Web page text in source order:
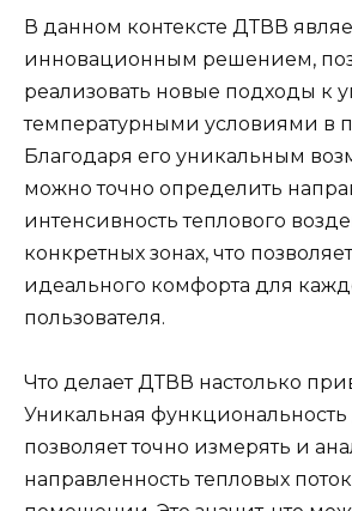
В данном контексте ДТВВ
инновационным решением,
реализовать новые подходы к
температурными условиями в
Благодаря его уникальным
можно точно определить
интенсивность теплового
конкретных зонах, что
идеального комфорта для
пользователя.
Что делает ДТВВ настолько
Уникальная функциональность
позволяет точно измерять и
направленность тепловых